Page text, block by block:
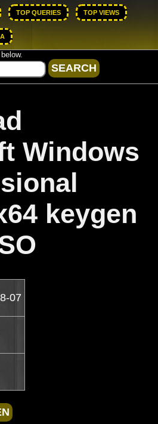
TOP QUERIES TOP VIEWS
Windows
keygen
07